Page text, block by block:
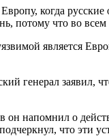
когда
потому что во
является
генерал
он напомнил о
что эти